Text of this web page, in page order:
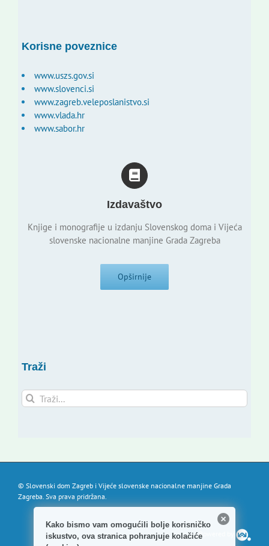
Korisne poveznice
www.uszs.gov.si
www.slovenci.si
www.zagreb.veleposlanistvo.si
www.vlada.hr
www.sabor.hr
Izdavaštvo
Knjige i monografije u izdanju Slovenskog doma i Vijeća
slovenske nacionalne manjine Grada Zagreba
Opširnije
Traži
Traži...
© Slovenski dom Zagreb i Vijeće slovenske nacionalne manjine Grada
Zagreba. Sva prava pridržana.
Powered by
Kako bismo vam omogućili bolje korisničko
iskustvo, ova stranica pohranjuje kolačiće